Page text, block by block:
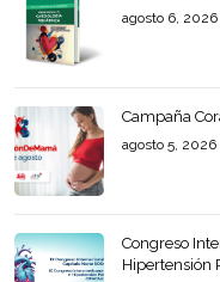
agosto 6, 2026
Campaña
agosto 5, 2026
Congreso
Hipertensión